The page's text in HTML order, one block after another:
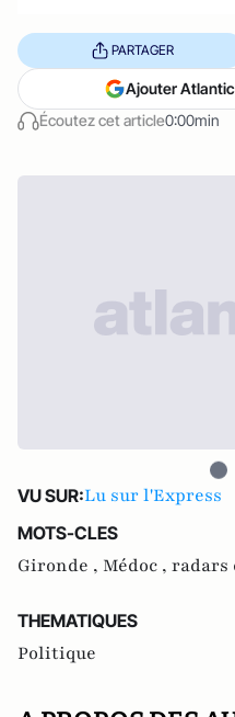
Écoutez cet article0:00min
PARTAGER
Ajouter
VU SUR:Lu sur l'Express
MOTS-CLES
Gironde , Médoc , radars
THEMATIQUES
Politique